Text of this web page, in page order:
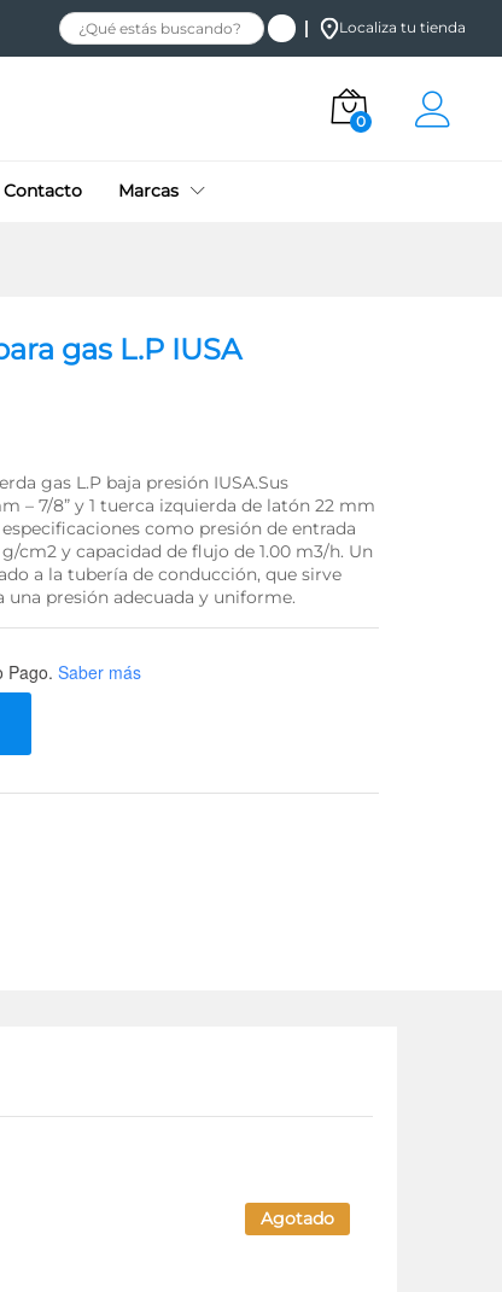
Localiza tu tienda
0
Contacto Marcas
gas L.P IUSA
gas L.P baja presión IUSA.Sus
– 7/8” y 1 tuerca izquierda de latón 22 mm
como presión de entrada
cm2 y capacidad de flujo de 1.00 m3/h. Un
a la tubería de conducción, que sirve
presión adecuada y uniforme.
Pago. Saber más
Agotado
125.00 + IVA Añadir al carrito